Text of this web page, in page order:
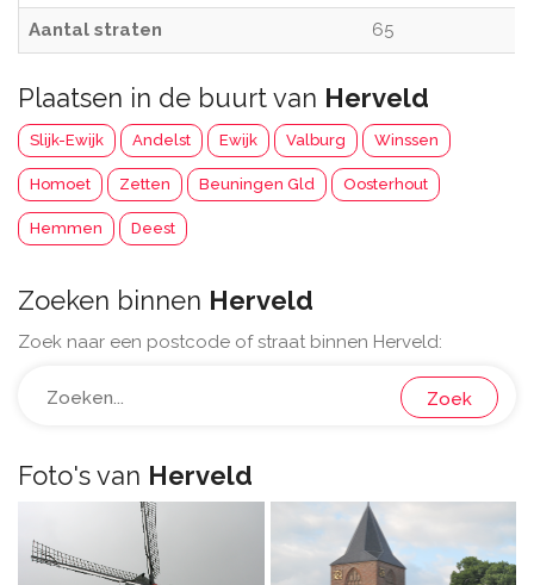
Aantal straten 65
Plaatsen in de buurt van Herveld
Slijk-Ewijk Andelst Ewijk Valburg Winssen
Homoet Zetten Beuningen Gld Oosterhout
Hemmen Deest
Zoeken binnen Herveld
Zoek naar een postcode of straat binnen Herveld:
Zoek
Foto's van Herveld